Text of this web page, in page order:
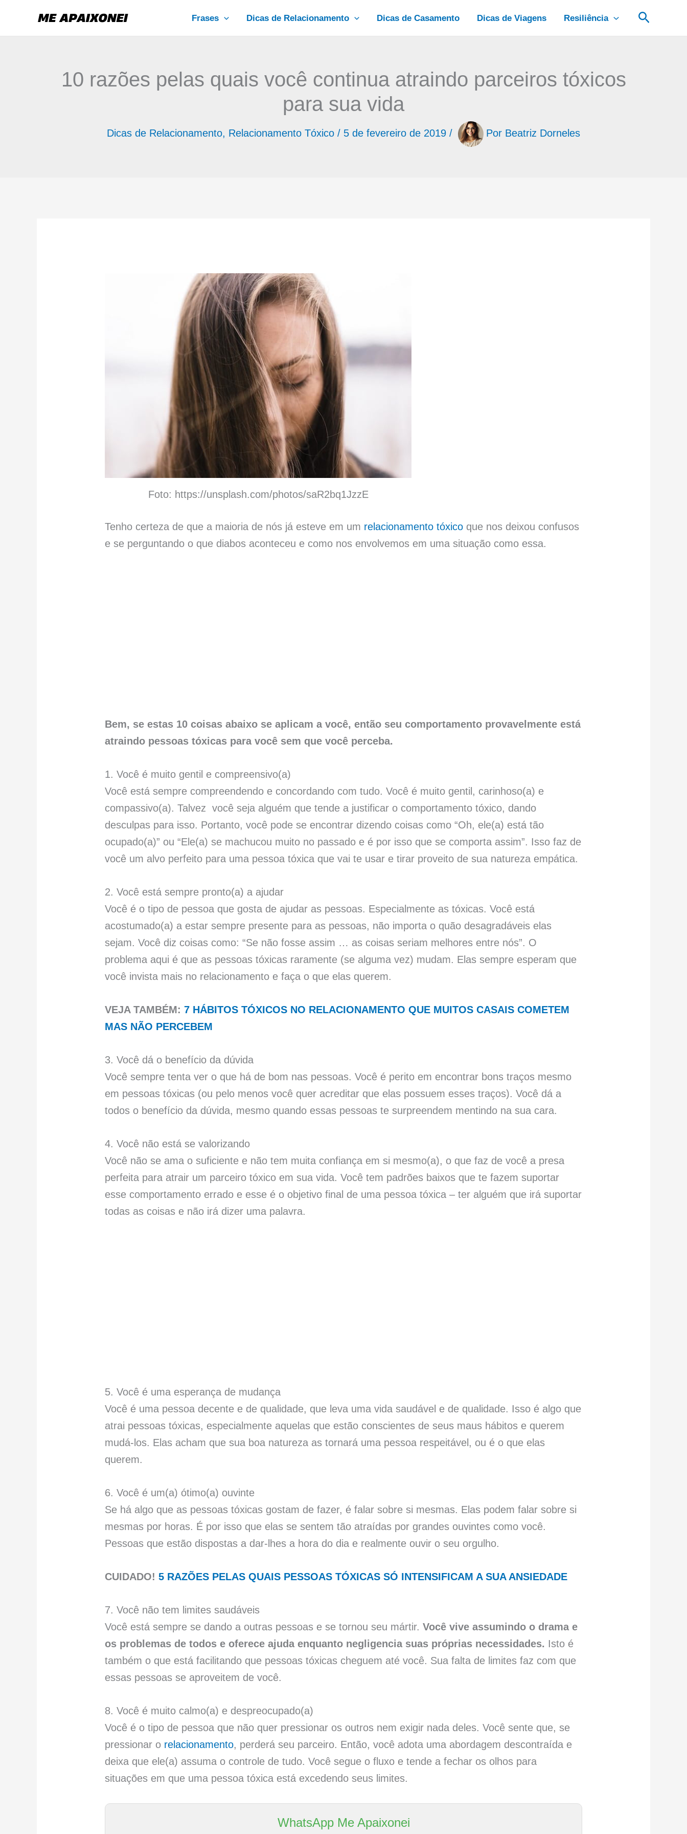
Frases Dicas de Relacionamento Dicas de Casamento Dicas de Viagens Resiliência
10 razões pelas quais você continua atraindo parceiros tóxicos
para sua vida
Dicas de Relacionamento, Relacionamento Tóxico / 5 de fevereiro de 2019 / Por Beatriz Dorneles
Foto: https://unsplash.com/photos/saR2bq1JzzE
Tenho certeza de que a maioria de nós já esteve em um relacionamento tóxico que nos deixou confusos
e se perguntando o que diabos aconteceu e como nos envolvemos em uma situação como essa.
Bem, se estas 10 coisas abaixo se aplicam a você, então seu comportamento provavelmente está
atraindo pessoas tóxicas para você sem que você perceba.
1. Você é muito gentil e compreensivo(a)
Você está sempre compreendendo e concordando com tudo. Você é muito gentil, carinhoso(a) e
compassivo(a). Talvez você seja alguém que tende a justificar o comportamento tóxico, dando
desculpas para isso. Portanto, você pode se encontrar dizendo coisas como “Oh, ele(a) está tão
ocupado(a)” ou “Ele(a) se machucou muito no passado e é por isso que se comporta assim”. Isso faz de
você um alvo perfeito para uma pessoa tóxica que vai te usar e tirar proveito de sua natureza empática.
2. Você está sempre pronto(a) a ajudar
Você é o tipo de pessoa que gosta de ajudar as pessoas. Especialmente as tóxicas. Você está
acostumado(a) a estar sempre presente para as pessoas, não importa o quão desagradáveis ​​elas
sejam. Você diz coisas como: “Se não fosse assim … as coisas seriam melhores entre nós”. O
problema aqui é que as pessoas tóxicas raramente (se alguma vez) mudam. Elas sempre esperam que
você invista mais no relacionamento e faça o que elas querem.
VEJA TAMBÉM:7 HÁBITOS TÓXICOS NO RELACIONAMENTO QUE MUITOS CASAIS COMETEM
MAS NÃO PERCEBEM
3. Você dá o benefício da dúvida
Você sempre tenta ver o que há de bom nas pessoas. Você é perito em encontrar bons traços mesmo
em pessoas tóxicas (ou pelo menos você quer acreditar que elas possuem esses traços). Você dá a
todos o benefício da dúvida, mesmo quando essas pessoas te surpreendem mentindo na sua cara.
4. Você não está se valorizando
Você não se ama o suficiente e não tem muita confiança em si mesmo(a), o que faz de você a presa
perfeita para atrair um parceiro tóxico em sua vida. Você tem padrões baixos que te fazem suportar
esse comportamento errado e esse é o objetivo final de uma pessoa tóxica – ter alguém que irá suportar
todas as coisas e não irá dizer uma palavra.
5. Você é uma esperança de mudança
Você é uma pessoa decente e de qualidade, que leva uma vida saudável e de qualidade. Isso é algo que
atrai pessoas tóxicas, especialmente aquelas que estão conscientes de seus maus hábitos e querem
mudá-los. Elas acham que sua boa natureza as tornará uma pessoa respeitável, ou é o que elas
querem.
6. Você é um(a) ótimo(a) ouvinte
Se há algo que as pessoas tóxicas gostam de fazer, é falar sobre si mesmas. Elas podem falar sobre si
mesmas por horas. É por isso que elas se sentem tão atraídas por grandes ouvintes como você.
Pessoas que estão dispostas a dar-lhes a hora do dia e realmente ouvir o seu orgulho.
CUIDADO!5 RAZÕES PELAS QUAIS PESSOAS TÓXICAS SÓ INTENSIFICAM A SUA ANSIEDADE
7. Você não tem limites saudáveis
Você está sempre se dando a outras pessoas e se tornou seu mártir.Você vive assumindo o drama e
os problemas de todos e oferece ajuda enquanto negligencia suas próprias necessidades. Isto é
também o que está facilitando que pessoas tóxicas cheguem até você. Sua falta de limites faz com que
essas pessoas se aproveitem de você.
8. Você é muito calmo(a) e despreocupado(a)
Você é o tipo de pessoa que não quer pressionar os outros nem exigir nada deles. Você sente que, se
pressionar o relacionamento, perderá seu parceiro. Então, você adota uma abordagem descontraída e
deixa que ele(a) assuma o controle de tudo. Você segue o fluxo e tende a fechar os olhos para
situações em que uma pessoa tóxica está excedendo seus limites.
WhatsApp Me Apaixonei